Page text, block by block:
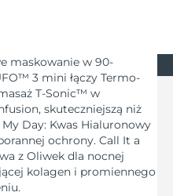
maskowanie w 90-
3 mini łączy Termo-
T-Sonic™ w
skuteczniejszą niż
Day: Kwas Hialuronowy
ochrony. Call It a
z Oliwek dla nocnej
kolagen i promiennego